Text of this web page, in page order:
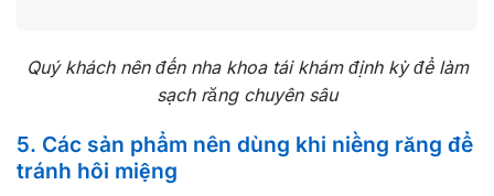
Quý khách nên đến nha khoa tái khám định kỳ để làm
sạch răng chuyên sâu
5. Các sản phẩm nên dùng khi niềng răng để
tránh hôi miệng